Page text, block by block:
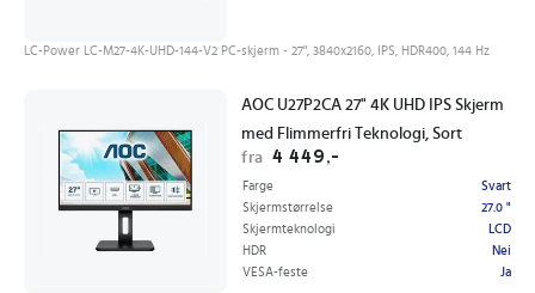
LC-Power LC-M27-4K-UHD-144-V2 PC-skjerm - 27", 3840x2160, IPS, HDR400, 144 Hz
AOC U27P2CA 27" 4K UHD IPS Skjerm
med Flimmerfri Teknologi, Sort
fra 4 449,-
Farge
Svart
Skjermstørrelse
27.0 "
Skjermteknologi
LCD
HDR
Nei
VESA-feste
Ja